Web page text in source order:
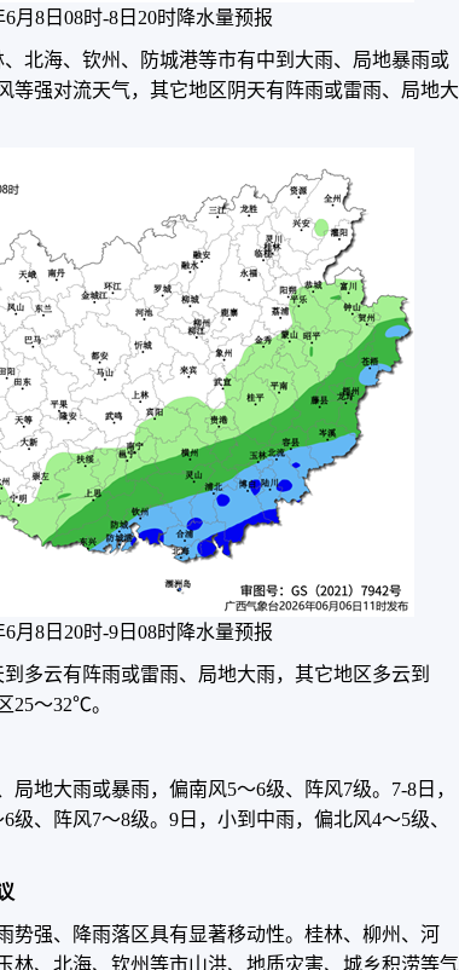
6月8日08时-8日20时降水量预报
北海、钦州、防城港等市有中到大雨、局地暴雨或
等强对流天气，其它地区阴天有阵雨或雷雨、局地大
6月8日20时-9日08时降水量预报
多云有阵雨或雷雨、局地大雨，其它地区多云到
25～32℃。
地大雨或暴雨，偏南风5～6级、阵风7级。7-8日，
级、阵风7～8级。9日，小到中雨，偏北风4～5级、
势强、降雨落区具有显著移动性。桂林、柳州、河
林、北海、钦州等市山洪、地质灾害、城乡积涝等气